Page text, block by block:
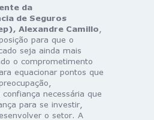
da
de Seguros
Alexandre Camillo
para que o
seja ainda mais
o comprometimento
equacionar pontos que
necessária que
para se investir,
o setor. A